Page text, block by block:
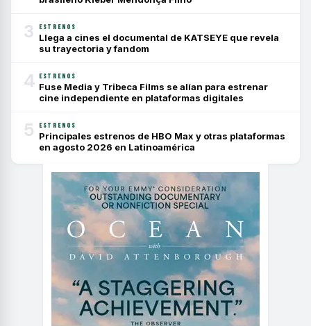
3 ESTRENOS
Llega a cines el documental de KATSEYE que revela
su trayectoria y fandom
4 ESTRENOS
Fuse Media y Tribeca Films se alían para estrenar
cine independiente en plataformas digitales
5 ESTRENOS
Principales estrenos de HBO Max y otras plataformas
en agosto 2026 en Latinoamérica